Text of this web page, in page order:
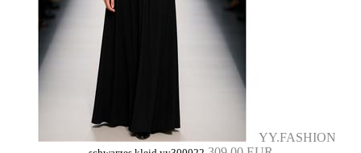
YY.FASHION